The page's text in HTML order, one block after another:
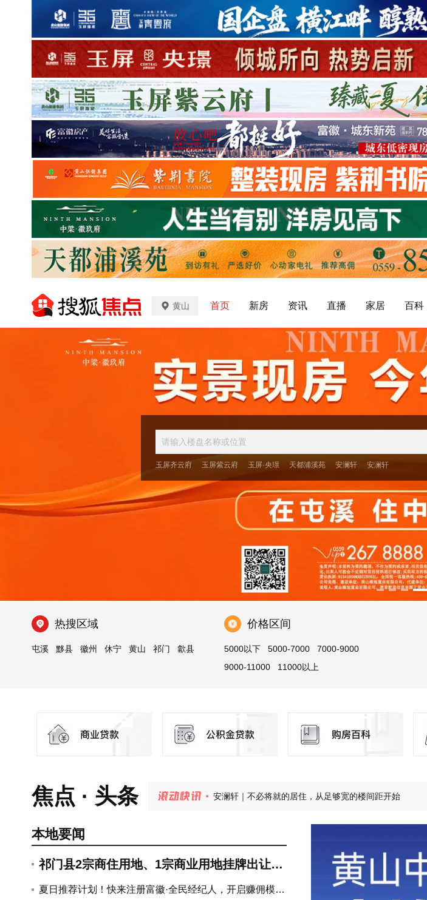
黄山 首页 新房 资讯 直播 家居 百科
玉屏齐云府 玉屏紫云府 玉屏·央璟 天都浦溪苑 安澜轩 安澜轩
热搜区域
屯溪 黟县 徽州 休宁 黄山 祁门 歙县
价格区间
5000以下 5000-7000
7000-9000
9000-11000
11000以上
焦点 · 头条
紫荆书院 | 玩具从来不缺，缺的是孩子成长乐园
本地要闻
祁门县2宗商住用地、1宗商业用地挂牌出让，
总出让面积29.83亩
夏日推荐计划！快来注册富徽·全民经纪人，开启赚佣模